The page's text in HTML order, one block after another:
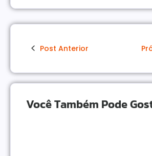
Post Anterior
Você Também Pode